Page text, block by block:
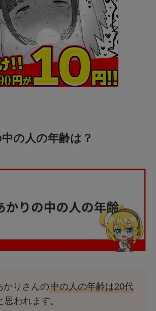
の人の年齢は？
かりさんの中の人の年齢は20代
思われます。